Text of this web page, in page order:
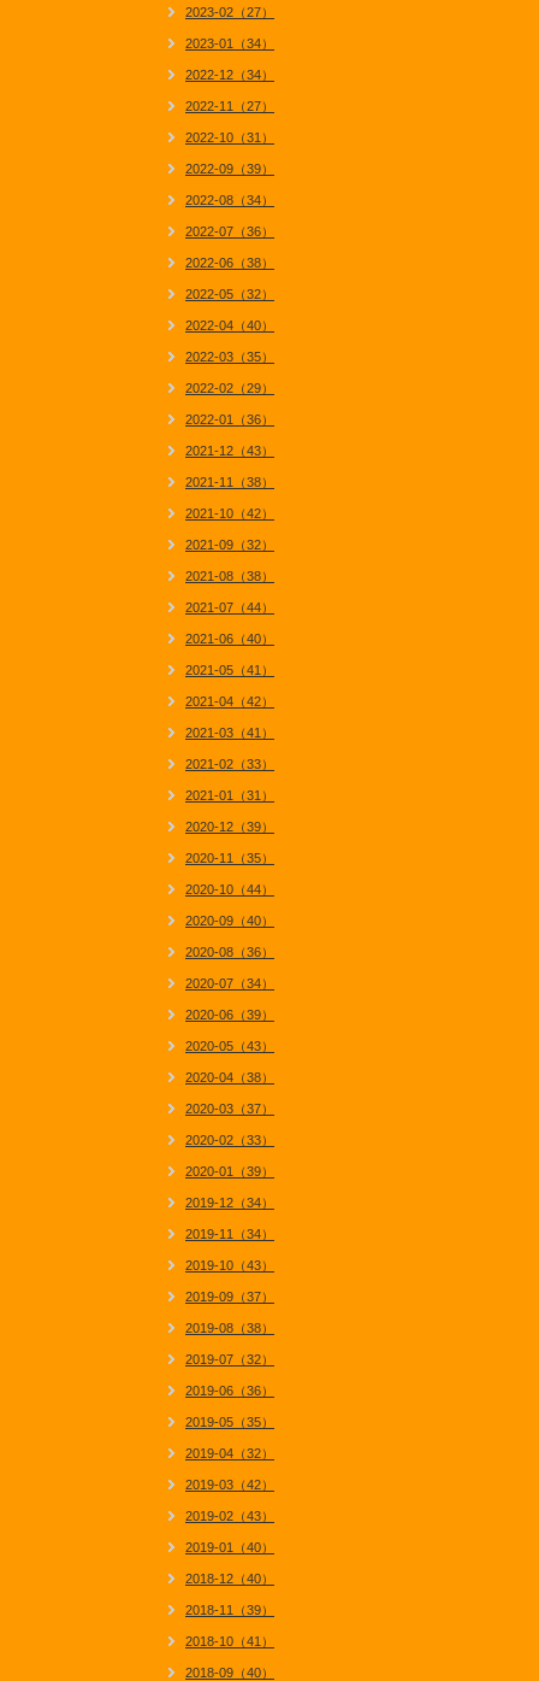
2023-02（27）
2023-01（34）
2022-12（34）
2022-11（27）
2022-10（31）
2022-09（39）
2022-08（34）
2022-07（36）
2022-06（38）
2022-05（32）
2022-04（40）
2022-03（35）
2022-02（29）
2022-01（36）
2021-12（43）
2021-11（38）
2021-10（42）
2021-09（32）
2021-08（38）
2021-07（44）
2021-06（40）
2021-05（41）
2021-04（42）
2021-03（41）
2021-02（33）
2021-01（31）
2020-12（39）
2020-11（35）
2020-10（44）
2020-09（40）
2020-08（36）
2020-07（34）
2020-06（39）
2020-05（43）
2020-04（38）
2020-03（37）
2020-02（33）
2020-01（39）
2019-12（34）
2019-11（34）
2019-10（43）
2019-09（37）
2019-08（38）
2019-07（32）
2019-06（36）
2019-05（35）
2019-04（32）
2019-03（42）
2019-02（43）
2019-01（40）
2018-12（40）
2018-11（39）
2018-10（41）
2018-09（40）